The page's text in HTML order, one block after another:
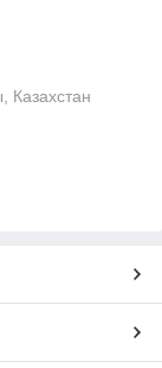
Казахстан